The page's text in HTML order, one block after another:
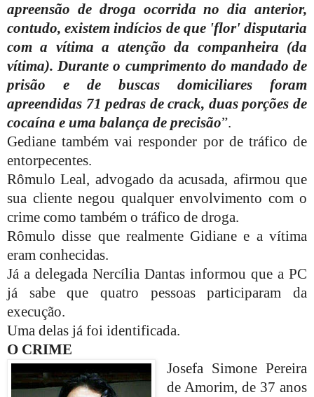
apreensão de droga ocorrida no dia anterior,
contudo, existem indícios de que 'flor' disputaria
com a vítima a atenção da companheira (da
vítima). Durante o cumprimento do mandado de
prisão e de buscas domiciliares foram
apreendidas 71 pedras de crack, duas porções de
cocaína e uma balança de precisão”.
Gediane também vai responder por de tráfico de
entorpecentes.
Rômulo Leal, advogado da acusada, afirmou que
sua cliente negou qualquer envolvimento com o
crime como também o tráfico de droga.
Rômulo disse que realmente Gidiane e a vítima
eram conhecidas.
Já a delegada Nercília Dantas informou que a PC
já sabe que quatro pessoas participaram da
execução.
Uma delas já foi identificada.
O CRIME
Josefa Simone Pereira
de Amorim, de 37 anos